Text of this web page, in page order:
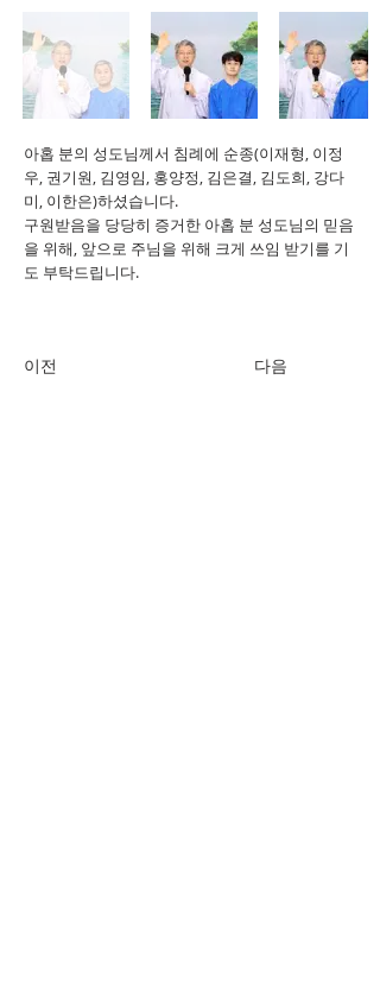
아홉 분의 성도님께서 침례에 순종(이재형, 이정
우, 권기원, 김영임, 홍양정, 김은결, 김도희, 강다
미, 이한은)하셨습니다.
구원받음을 당당히 증거한 아홉 분 성도님의 믿음
을 위해, 앞으로 주님을 위해 크게 쓰임 받기를 기
도 부탁드립니다.
이전 다음